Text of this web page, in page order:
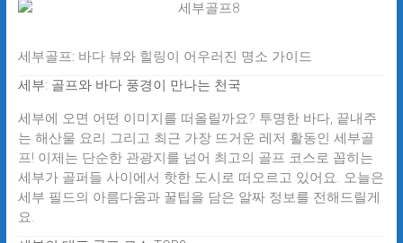
세부골프: 바다 뷰와 힐링이 어우러진 명소 가이드
세부: 골프와 바다 풍경이 만나는 천국
세부에 오면 어떤 이미지를 떠올릴까요? 투명한 바다, 끝내주
는 해산물 요리 그리고 최근 가장 뜨거운 레저 활동인 세부골
프! 이제는 단순한 관광지를 넘어 최고의 골프 코스로 꼽히는
세부가 골퍼들 사이에서 핫한 도시로 떠오르고 있어요. 오늘은
세부 필드의 아름다움과 꿀팁을 담은 알짜 정보를 전해드릴게
요.